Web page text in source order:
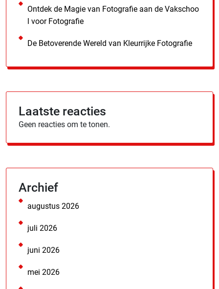
Ontdek de Magie van Fotografie aan de Vakschoo
l voor Fotografie
De Betoverende Wereld van Kleurrijke Fotografie
Laatste reacties
Geen reacties om te tonen.
Archief
augustus 2026
juli 2026
juni 2026
mei 2026